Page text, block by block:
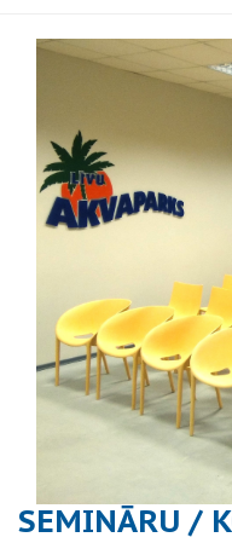
SEMINĀRU /